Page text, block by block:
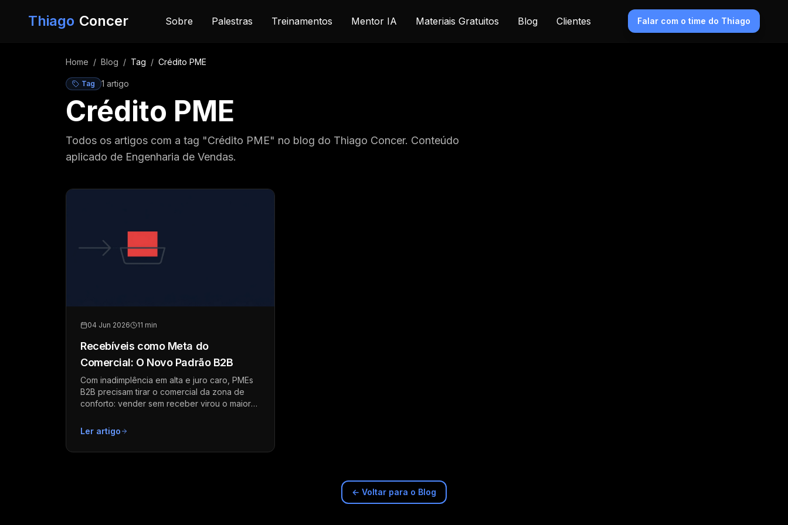
Thiago Concer Sobre Palestras Treinamentos Mentor IA Materiais Gratuitos Blog Clientes Falar com o time do Thiago
Home / Blog / Tag / Crédito PME
Tag 1 artigo
Crédito PME
Todos os artigos com a tag "Crédito PME" no blog do Thiago Concer. Conteúdo
aplicado de Engenharia de Vendas.
04 Jun 2026 11 min
Recebíveis como Meta do
Comercial: O Novo Padrão B2B
Com inadimplência em alta e juro caro, PMEs
B2B precisam tirar o comercial da zona de
conforto: vender sem receber virou o maior
Ler artigo
← Voltar para o Blog